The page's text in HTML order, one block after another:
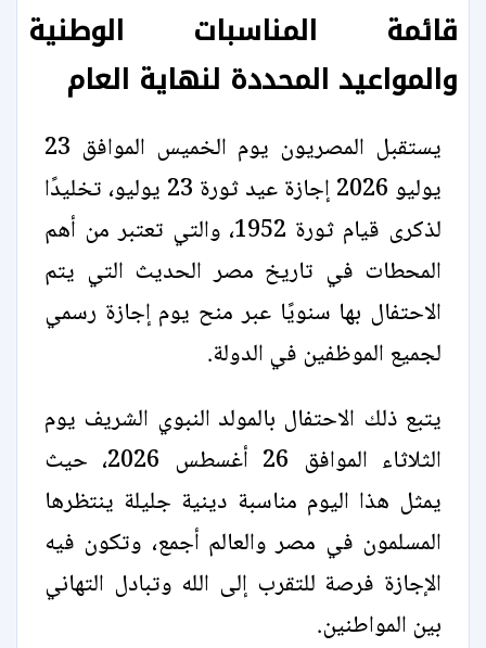
قائمة المناسبات الوطنية
والمواعيد المحددة لنهاية العام
يستقبل المصريون يوم الخميس الموافق 23
يوليو 2026 إجازة عيد ثورة 23 يوليو، تخليدًا
لذكرى قيام ثورة 1952، والتي تعتبر من أهم
المحطات في تاريخ مصر الحديث التي يتم
الاحتفال بها سنويًا عبر منح يوم إجازة رسمي
لجميع الموظفين في الدولة.
يتبع ذلك الاحتفال بالمولد النبوي الشريف يوم
الثلاثاء الموافق 26 أغسطس 2026، حيث
يمثل هذا اليوم مناسبة دينية جليلة ينتظرها
المسلمون في مصر والعالم أجمع، وتكون فيه
الإجازة فرصة للتقرب إلى الله وتبادل التهاني
بين المواطنين.